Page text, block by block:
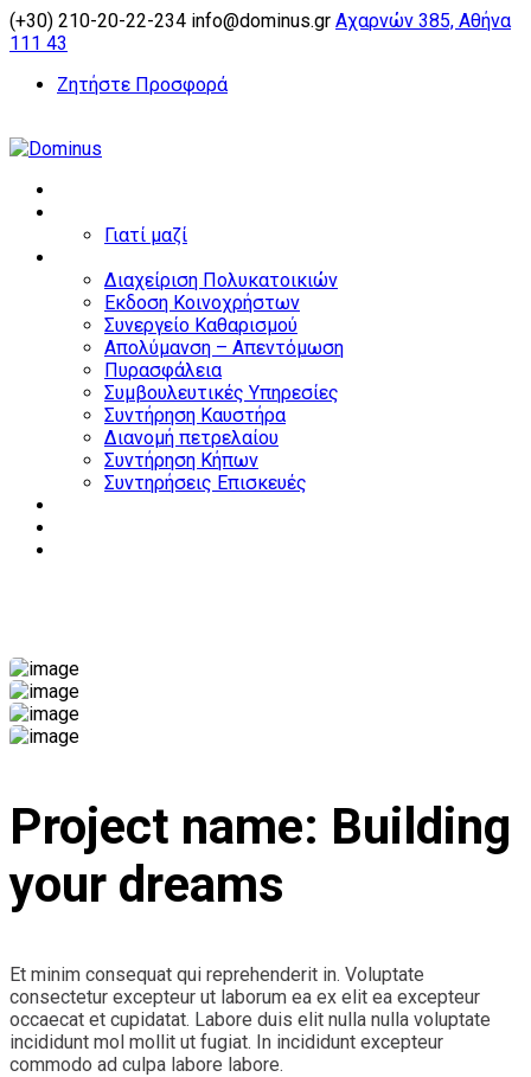
(+30) 210-20-22-234 info@dominus.gr Αχαρνών 385, Αθήνα
111 43
Ζητήστε Προσφορά
Γιατί μαζί
Διαχείριση Πολυκατοικιών
Εκδοση Κοινοχρήστων
Συνεργείο Καθαρισμού
Απολύμανση – Απεντόμωση
Πυρασφάλεια
Συμβουλευτικές Υπηρεσίες
Συντήρηση Καυστήρα
Διανομή πετρελαίου
Συντήρηση Κήπων
Συντηρήσεις Επισκευές
Project name: Building
your dreams
Et minim consequat qui reprehenderit in. Voluptate
consectetur excepteur ut laborum ea ex elit ea excepteur
occaecat et cupidatat. Labore duis elit nulla nulla voluptate
incididunt mol mollit ut fugiat. In incididunt excepteur
commodo ad culpa labore labore.